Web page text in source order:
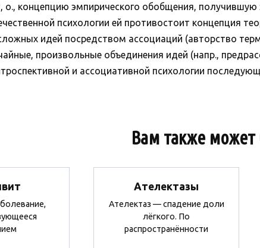
о., концепцию эмпирического обобщения, получившую
психологии ей противостоит концепция
идей посредством ассоциаций (авторство
произвольные объединения идей (напр.,
и ассоциативной психологии
Вам также может
Ателектазы
Ателектаз — спадение доли
лёгкого. По
распространённости